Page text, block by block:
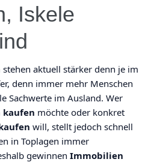
Iskele
stehen aktuell stärker denn je im
denn immer mehr Menschen
Sachwerte im Ausland. Wer
möchte oder konkret
will, stellt jedoch schnell
in Toplagen immer
gewinnen Immobilien